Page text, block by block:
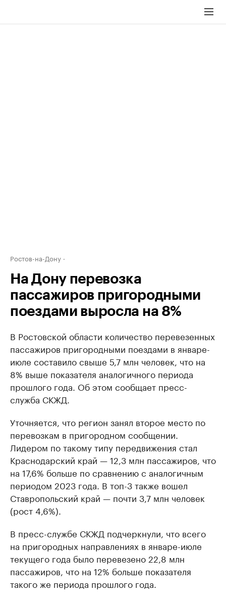
Ростов-на-Дону
На Дону перевозка
пассажиров пригородными
поездами выросла на 8%
В Ростовской области количество перевезенных
пассажиров пригородными поездами в январе-
июле составило свыше 5,7 млн человек, что на
8% выше показателя аналогичного периода
прошлого года. Об этом сообщает пресс-
служба СКЖД.
Уточняется, что регион занял второе место по
перевозкам в пригородном сообщении.
Лидером по такому типу передвижения стал
Краснодарский край — 12,3 млн пассажиров, что
на 17,6% больше по сравнению с аналогичным
периодом 2023 года. В топ-3 также вошел
Ставропольский край — почти 3,7 млн человек
(рост 4,6%).
В пресс-службе СКЖД подчеркнули, что всего
на пригородных направлениях в январе-июле
текущего года было перевезено 22,8 млн
пассажиров, что на 12% больше показателя
такого же периода прошлого года.